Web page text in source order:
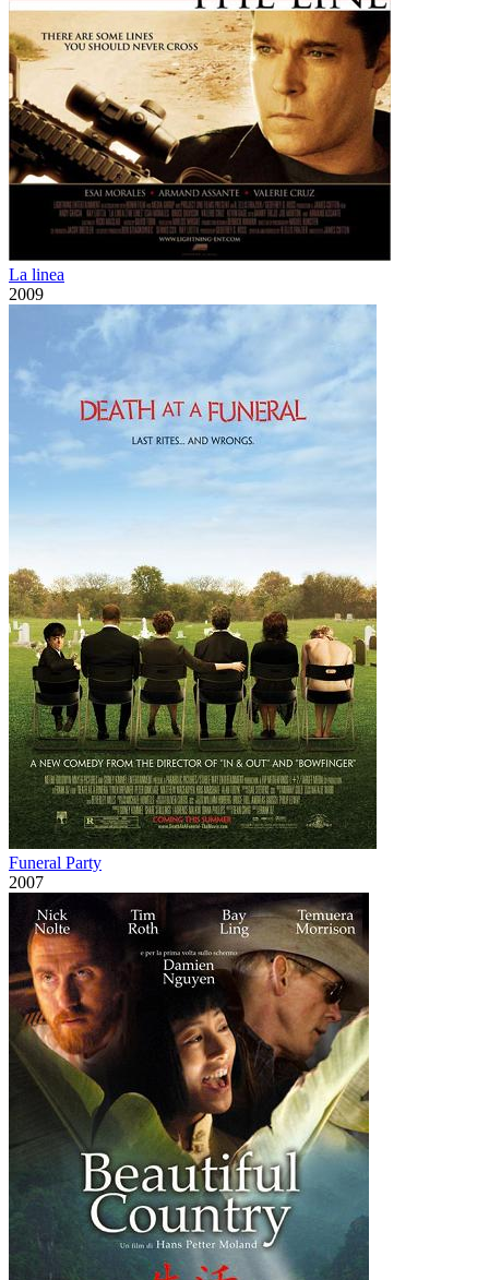
La linea
2009
Funeral Party
2007